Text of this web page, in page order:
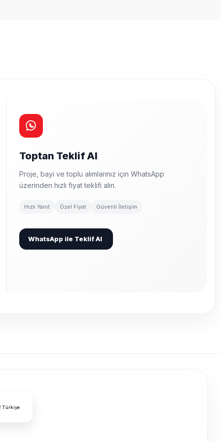
Toptan Teklif Al
Proje, bayi ve toplu alımlarınız için WhatsApp
üzerinden hızlı fiyat teklifi alın.
Hızlı Yanıt Özel Fiyat Güvenli İletişim
WhatsApp ile Teklif Al
Türkiye